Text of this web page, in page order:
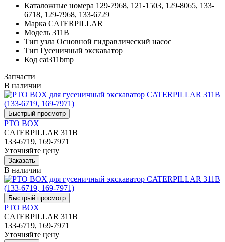
Каталожные номера 129-7968, 121-1503, 129-8065, 133-
6718, 129-7968, 133-6729
Марка CATERPILLAR
Модель 311B
Тип узла Основной гидравлический насос
Тип Гусеничный экскаватор
Код cat311bmp
Запчасти
В наличии
PTO BOX
CATERPILLAR 311B
133-6719, 169-7971
Уточняйте цену
В наличии
PTO BOX
CATERPILLAR 311B
133-6719, 169-7971
Уточняйте цену